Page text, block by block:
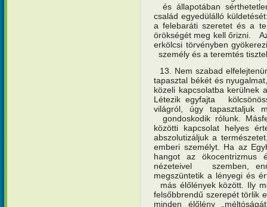
és állapotában
család egyedülálló
a felebaráti szeretet és a
örökségét meg kell őrizni.
erkölcsi törvényben
személy és a teremtés
13. Nem szabad
tapasztal békét és
közeli kapcsolatba kerülnek
Létezik egyfajta
világról, úgy tapasztaljuk
gondoskodik rólunk.
közötti kapcsolat helyes
abszolutizáljuk a
emberi személyt. Ha az
hangot az ökocentrizmus
nézeteivel szemben,
megszüntetik a lényegi és
más élőlények között. Ily
felsőbbrendű szerepét törlik
minden élőlény